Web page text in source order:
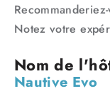
Notez votre
Nautive Evo